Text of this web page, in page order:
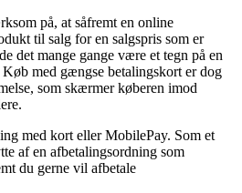
på, at såfremt en online
til salg for en salgspris som er
det mange gange være et tegn på en
med gængse betalingskort er dog
som skærmer køberen imod
med kort eller MobilePay. Som et
af en afbetalingsordning som
du gerne vil afbetale